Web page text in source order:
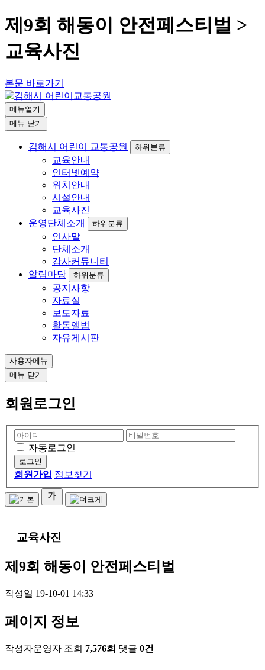
제9회 해동이 안전페스티벌 >
교육사진
본문 바로가기
메뉴열기
메뉴 닫기
김해시 어린이 교통공원 하위분류
교육안내
인터넷예약
위치안내
시설안내
교육사진
운영단체소개
하위분류
인사말
단체소개
강사커뮤니티
알림마당
하위분류
공지사항
자료실
보도자료
활동앨범
자유게시판
사용자메뉴
메뉴 닫기
회원로그인
자동로그인
회원가입 정보찾기
교육사진
제9회 해동이 안전페스티벌
작성일 19-10-01 14:33
페이지 정보
작성자운영자 조회 7,576회 댓글 0건